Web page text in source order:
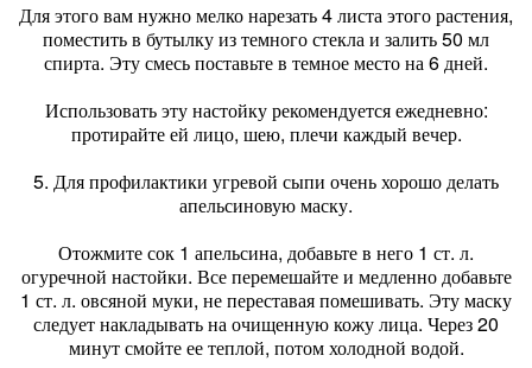
Для этого вам нужно мелко нарезать 4 листа этого растения,
поместить в бутылку из темного стекла и залить 50 мл
спирта. Эту смесь поставьте в темное место на 6 дней.
Использовать эту настойку рекомендуется ежедневно:
протирайте ей лицо, шею, плечи каждый вечер.
5. Для профилактики угревой сыпи очень хорошо делать
апельсиновую маску.
Отожмите сок 1 апельсина, добавьте в него 1 ст. л.
огуречной настойки. Все перемешайте и медленно добавьте
1 ст. л. овсяной муки, не переставая помешивать. Эту маску
следует накладывать на очищенную кожу лица. Через 20
минут смойте ее теплой, потом холодной водой.